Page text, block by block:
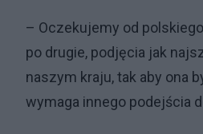
– Oczekujemy od
po drugie, podjęcia jak
naszym kraju, tak aby ona
wymaga innego podejścia